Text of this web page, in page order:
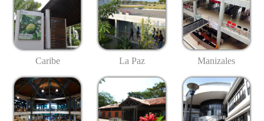
Caribe La Paz Manizales